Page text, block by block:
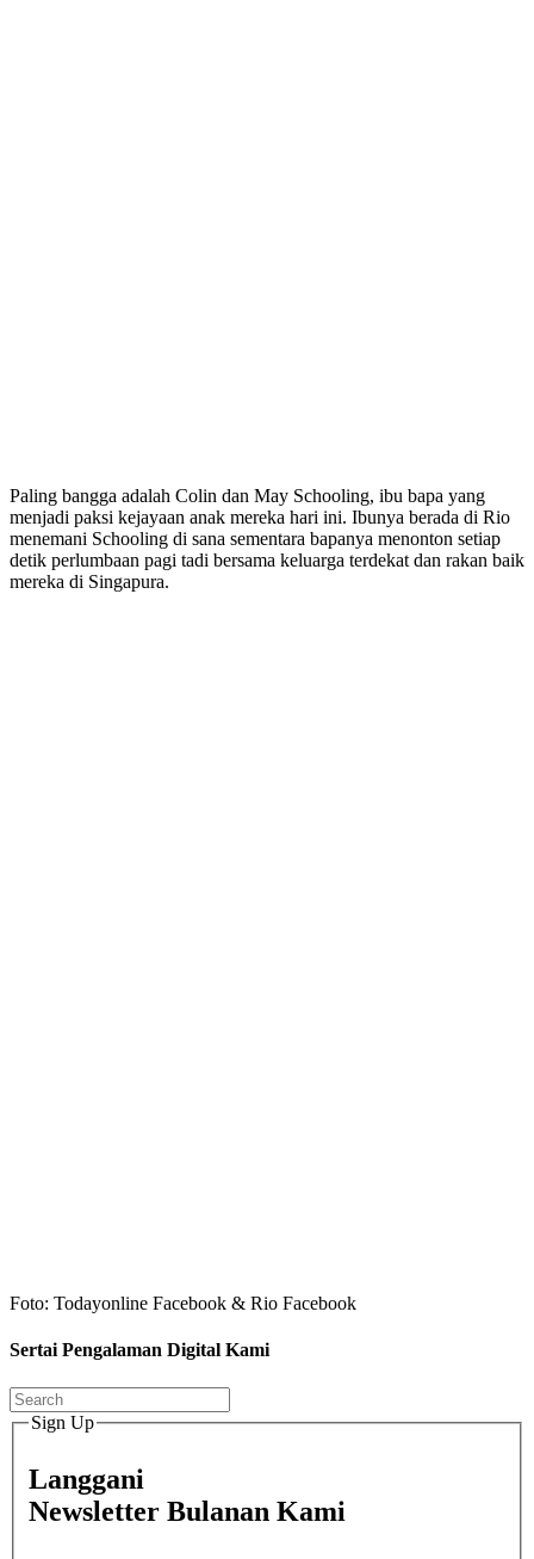
Paling bangga adalah Colin dan May Schooling, ibu bapa yang
menjadi paksi kejayaan anak mereka hari ini. Ibunya berada di Rio
menemani Schooling di sana sementara bapanya menonton setiap
detik perlumbaan pagi tadi bersama keluarga terdekat dan rakan baik
mereka di Singapura.
Foto: Todayonline Facebook & Rio Facebook
Sertai Pengalaman Digital Kami
Sign Up
Langgani
Newsletter Bulanan Kami